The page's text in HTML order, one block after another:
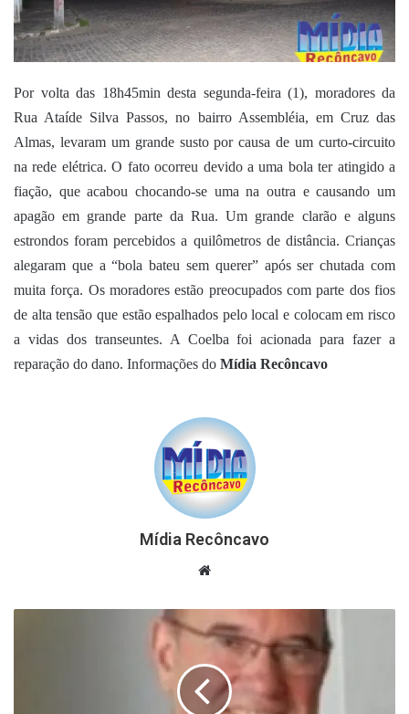
Por volta das 18h45min desta segunda-feira (1), moradores da
Rua Ataíde Silva Passos, no bairro Assembléia, em Cruz das
Almas, levaram um grande susto por causa de um curto-circuito
na rede elétrica. O fato ocorreu devido a uma bola ter atingido a
fiação, que acabou chocando-se uma na outra e causando um
apagão em grande parte da Rua. Um grande clarão e alguns
estrondos foram percebidos a quilômetros de distância. Crianças
alegaram que a “bola bateu sem querer” após ser chutada com
muita força. Os moradores estão preocupados com parte dos fios
de alta tensão que estão espalhados pelo local e colocam em risco
a vidas dos transeuntes. A Coelba foi acionada para fazer a
reparação do dano. Informações do Mídia Recôncavo
Mídia Recôncavo
Website